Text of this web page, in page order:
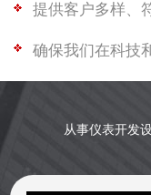
提供客户多样、
确保我们在科技
从事仪表开发